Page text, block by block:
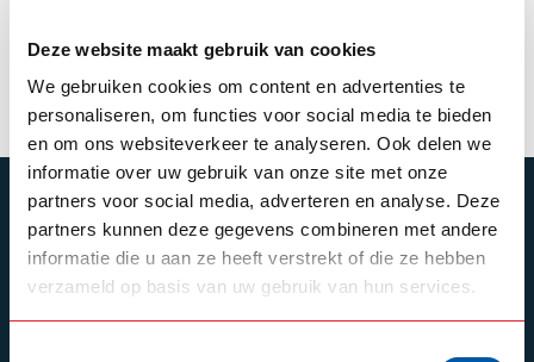
Deze website maakt gebruik van cookies
We gebruiken cookies om content en advertenties te
personaliseren, om functies voor social media te bieden
en om ons websiteverkeer te analyseren. Ook delen we
informatie over uw gebruik van onze site met onze
partners voor social media, adverteren en analyse. Deze
partners kunnen deze gegevens combineren met andere
informatie die u aan ze heeft verstrekt of die ze hebben
verzameld op basis van uw gebruik van hun services.
SUBSCRIBE TO OUR NEWSLETTER
Stay up to date with our latest offers